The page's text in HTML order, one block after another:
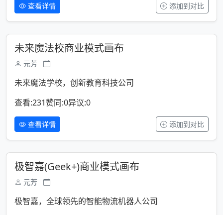
查看详情 添加到对比
未来魔法校商业模式画布
元芳
未来魔法学校，创新教育科技公司
查看:231赞同:0异议:0
查看详情 添加到对比
极智嘉(Geek+)商业模式画布
元芳
极智嘉，全球领先的智能物流机器人公司